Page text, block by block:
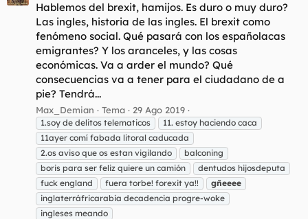
Hablemos del brexit, hamijos. Es duro o muy duro?
Las ingles, historia de las ingles. El brexit como
fenómeno social. Qué pasará con los españolacas
emigrantes? Y los aranceles, y las cosas
económicas. Va a arder el mundo? Qué
consecuencias va a tener para el ciudadano de a
pie? Tendrá...
Max_Demian Tema 29 Ago 2019
1.soy de delitos telematicos
11. estoy haciendo caca
11ayer comí fabada litoral caducada
2.os aviso que os estan vigilando
balconing
boris para ser feliz quiere un camión
dentudos hijosdeputa
fuck england
fuera torbe! forexit ya!!
gñeeee
inglaterráfricarabia decadencia progre-woke
ingleses meando